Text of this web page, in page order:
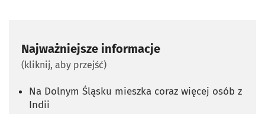
Najważniejsze informacje
(kliknij, aby przejść)
Na Dolnym Śląsku mieszka coraz więcej osób z
Indii